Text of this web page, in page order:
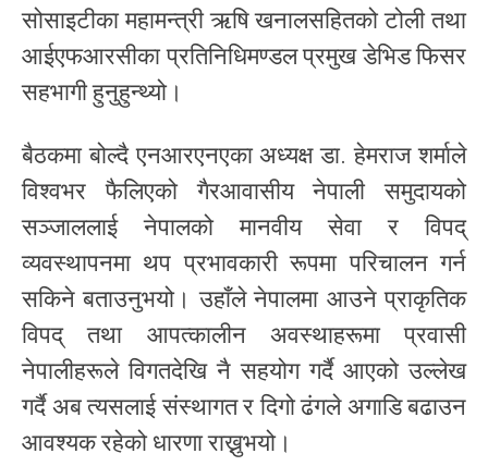
सोसाइटीका महामन्त्री ऋषि खनालसहितको टोली तथा
आईएफआरसीका प्रतिनिधिमण्डल प्रमुख डेभिड फिसर
सहभागी हुनुहुन्थ्यो।
बैठकमा बोल्दै एनआरएनएका अध्यक्ष डा. हेमराज शर्माले
विश्वभर फैलिएको गैरआवासीय नेपाली समुदायको
सञ्जाललाई नेपालको मानवीय सेवा र विपद्
व्यवस्थापनमा थप प्रभावकारी रूपमा परिचालन गर्न
सकिने बताउनुभयो। उहाँले नेपालमा आउने प्राकृतिक
विपद् तथा आपत्कालीन अवस्थाहरूमा प्रवासी
नेपालीहरूले विगतदेखि नै सहयोग गर्दै आएको उल्लेख
गर्दै अब त्यसलाई संस्थागत र दिगो ढंगले अगाडि बढाउन
आवश्यक रहेको धारणा राख्नुभयो।